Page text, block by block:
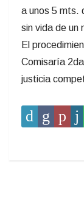
a unos 5 mts.
sin vida de un
El
Comisaría
justicia